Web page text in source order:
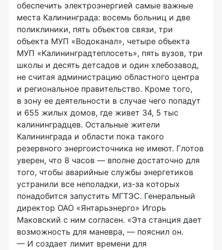
обеспечить электроэнергией самые важные
места Калининграда: восемь больниц и две
поликлиники, пять объектов связи, три
объекта МУП «Водоканал», четыре объекта
МУП «Калининградтеплосеть», пять вузов, три
школы и десять детсадов и один хлебозавод,
не считая администрацию областного центра
и региональное правительство. Кроме того,
в зону ее деятельности в случае чего попадут
и 655 жилых домов, где живет 34, 5 тыс
калининградцев. Остальные жители
Калининграда и области пока такого
резервного энергоисточника не имеют. Глотов
уверен, что 8 часов — вполне достаточно для
того, чтобы аварийные службы энергетиков
устранили все неполадки, из-за которых
понадобится запустить МГТЭС. Генеральный
директор ОАО «Янтарьэнерго» Игорь
Маковский с ним согласен. «Эта станция дает
возможность для маневра, — пояснил он.
— И создает лимит времени для